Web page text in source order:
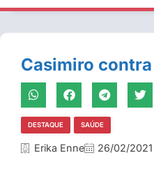
Casimiro
DESTAQUE SAÚDE
Erika Enne 26/02/2021